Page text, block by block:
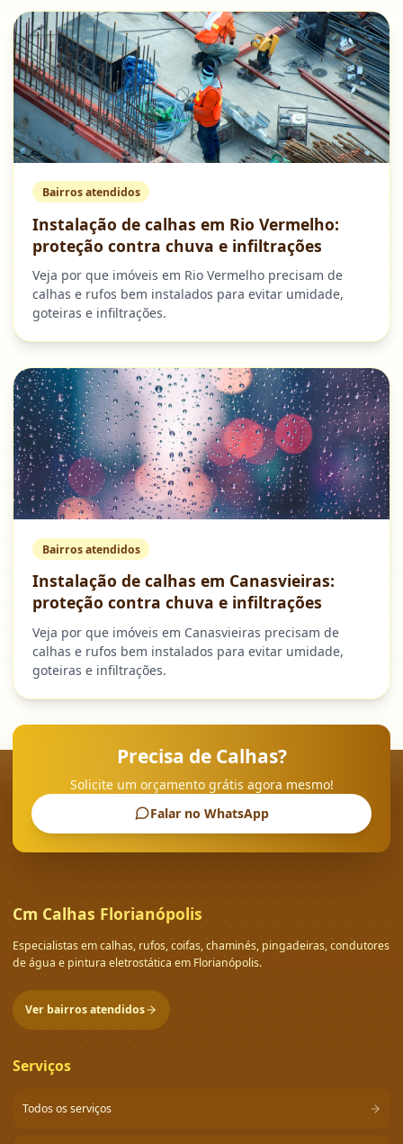
Bairros atendidos
Instalação de calhas em Rio Vermelho:
proteção contra chuva e infiltrações
Veja por que imóveis em Rio Vermelho precisam de
calhas e rufos bem instalados para evitar umidade,
goteiras e infiltrações.
Bairros atendidos
Instalação de calhas em Canasvieiras:
proteção contra chuva e infiltrações
Veja por que imóveis em Canasvieiras precisam de
calhas e rufos bem instalados para evitar umidade,
goteiras e infiltrações.
Precisa de Calhas?
Solicite um orçamento grátis agora mesmo!
Falar no WhatsApp
Cm Calhas Florianópolis
Especialistas em calhas, rufos, coifas, chaminés, pingadeiras, condutores
de água e pintura eletrostática em Florianópolis.
Ver bairros atendidos
Serviços
Todos os serviços